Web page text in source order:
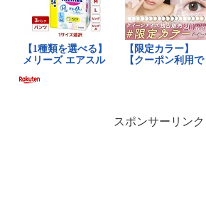
スポンサーリンク